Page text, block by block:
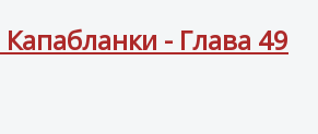
- Глава 49